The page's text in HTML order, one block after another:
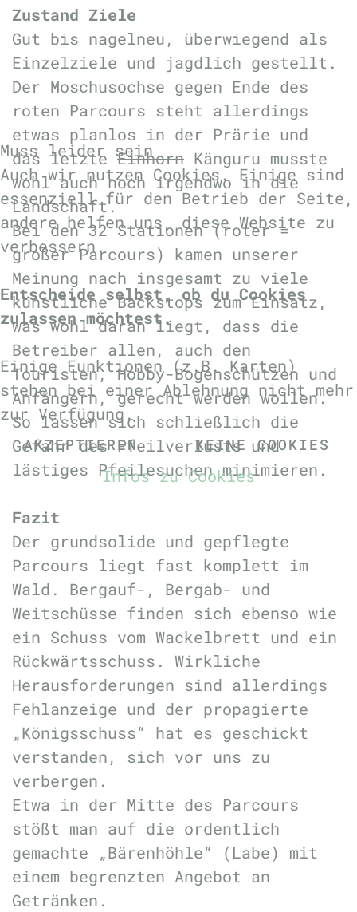
Zustand Ziele
Gut bis nagelneu, überwiegend als
Einzelziele und jagdlich gestellt.
Der Moschusochse gegen Ende des
roten Parcours steht allerdings
etwas planlos in der Prärie und
das letzteEinhorn Känguru musste
wohl auch noch irgendwo in die
Landschaft.
Bei den 32 Stationen (roter =
großer Parcours) kamen unserer
Meinung nach insgesamt zu viele
künstliche Backstops zum Einsatz,
was wohl daran liegt, dass die
Betreiber allen, auch den
Touristen, Hobby-Bogenschützen und
Anfängern, gerecht werden wollen.
So lassen sich schließlich die
Gefahr des Pfeilverlusts und
lästiges Pfeilesuchen minimieren.
Fazit
Der grundsolide und gepflegte
Parcours liegt fast komplett im
Wald. Bergauf-, Bergab- und
Weitschüsse finden sich ebenso wie
ein Schuss vom Wackelbrett und ein
Rückwärtsschuss. Wirkliche
Herausforderungen sind allerdings
Fehlanzeige und der propagierte
„Königsschuss“ hat es geschickt
verstanden, sich vor uns zu
verbergen.
Etwa in der Mitte des Parcours
stößt man auf die ordentlich
gemachte „Bärenhöhle“ (Labe) mit
einem begrenzten Angebot an
Getränken.
Muss leider sein
Auch wir nutzen Cookies. Einige sind
essenziell für den Betrieb der Seite,
andere helfen uns, diese Website zu
verbessern.
Entscheide selbst, ob du Cookies
zulassen möchtest.
Einige Funktionen (z.B. Karten)
stehen bei einer Ablehnung nicht mehr
zur Verfügung.
AKZEPTIEREN KEINE COOKIES
Infos zu Cookies